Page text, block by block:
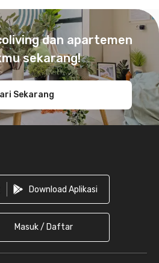
dan apartemen
sekarang!
Sekarang
Download Aplikasi
Masuk / Daftar